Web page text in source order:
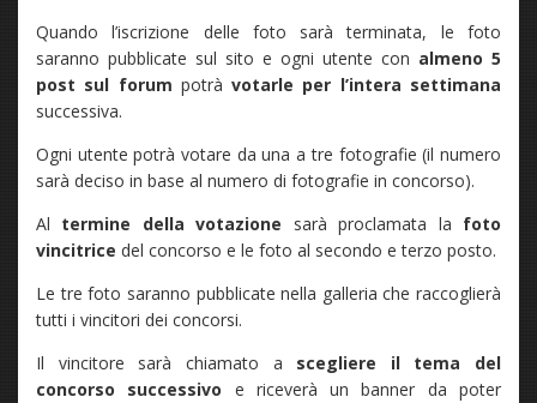
Quando l’iscrizione delle foto sarà terminata, le foto
saranno pubblicate sul sito e ogni utente con almeno 5
post sul forum potràvotarle per l’intera settimana
successiva.
Ogni utente potrà votare da una a tre fotografie (il numero
sarà deciso in base al numero di fotografie in concorso).
Al termine della votazione sarà proclamata la foto
vincitrice del concorso e le foto al secondo e terzo posto.
Le tre foto saranno pubblicate nella galleria che raccoglierà
tutti i vincitori dei concorsi.
Il vincitore sarà chiamato a scegliere il tema del
concorso successivo e riceverà un banner da poter